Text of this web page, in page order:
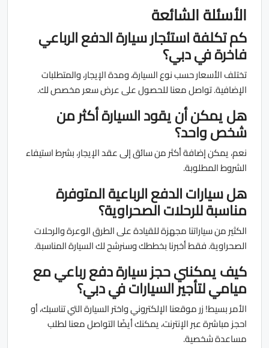
الأسئلة الشائعة
كم تكلفة استئجار سيارة الدفع الرباعي
فاخرة في دبي؟
تختلف الأسعار حسب نوع السيارة، ومدة الإيجار، والمتطلبات
الإضافية. تواصل معنا للحصول على عرض سعر مخصص لك.
هل يمكن أن يقود السيارة أكثر من
شخص واحد؟
نعم، يمكن إضافة أكثر من سائق إلى عقد الإيجار، بشرط استيفاء
الشروط المطلوبة.
هل سيارات الدفع الرباعية المتوفرة
مناسبة للرحلات الصحراوية؟
الكثير من سياراتنا مجهزة للقيادة على الطرق الوعرة والرحلات
الصحراوية. فقط أخبرنا بخططك وسنرشح لك السيارة المناسبة.
كيف يمكنني حجز سيارة دفع رباعي مع
ميامي لتأجير السيارات في دبي؟
الأمر بسيط! زر موقعنا الإلكتروني واختر السيارة التي تناسبك، أو
احجز مباشرة عبر الإنترنت، يمكنك أيضًا التواصل معنا لطلب
مساعدة شخصية.